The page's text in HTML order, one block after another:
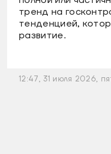
тренд на
тенденцией,
развитие.
12:47, 31 июля 2026,